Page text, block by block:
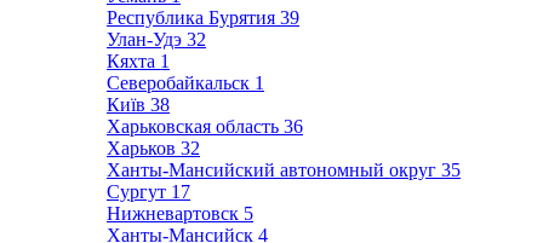
Республика Бурятия 39
Улан-Удэ 32
Кяхта 1
Северобайкальск 1
Київ 38
Харьковская область 36
Харьков 32
Ханты-Мансийский автономный округ 35
Сургут 17
Нижневартовск 5
Ханты-Мансийск 4